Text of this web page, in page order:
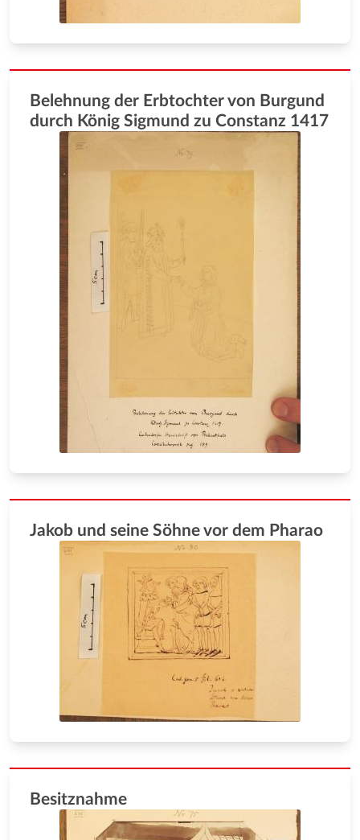
Belehnung der Erbtochter von Burgund
durch König Sigmund zu Constanz 1417
Jakob und seine Söhne vor dem Pharao
Besitznahme